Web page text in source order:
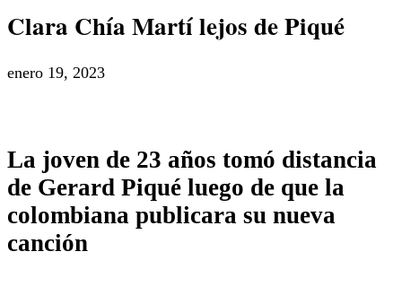
Clara Chía Martí lejos de Piqué
enero 19, 2023
La joven de 23 años tomó distancia
de Gerard Piqué luego de que la
colombiana publicara su nueva
canción